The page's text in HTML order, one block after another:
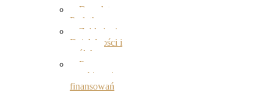
Doradztwo
Podatkowe
Zakładanie
Działalności i
spółek
Pomoc w
uzyskiwaniu
finansowań